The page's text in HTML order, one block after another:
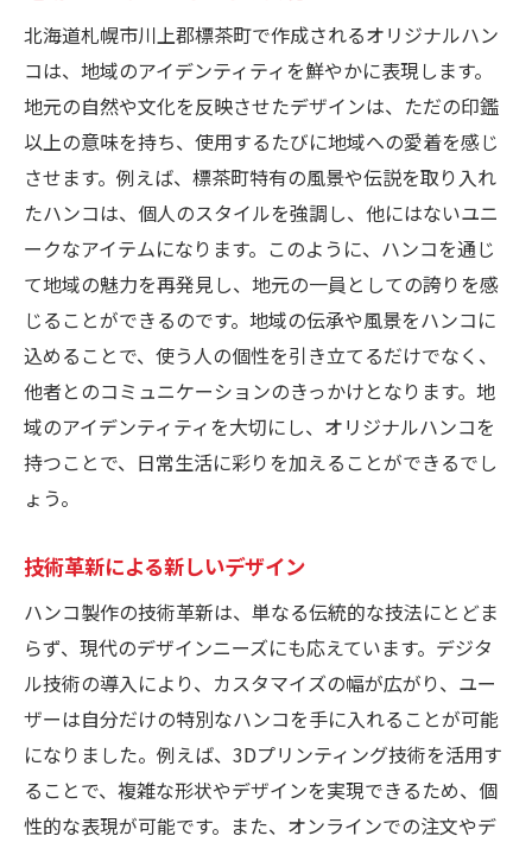
北海道札幌市川上郡標茶町で作成されるオリジナルハン
コは、地域のアイデンティティを鮮やかに表現します。
地元の自然や文化を反映させたデザインは、ただの印鑑
以上の意味を持ち、使用するたびに地域への愛着を感じ
させます。例えば、標茶町特有の風景や伝説を取り入れ
たハンコは、個人のスタイルを強調し、他にはないユニ
ークなアイテムになります。このように、ハンコを通じ
て地域の魅力を再発見し、地元の一員としての誇りを感
じることができるのです。地域の伝承や風景をハンコに
込めることで、使う人の個性を引き立てるだけでなく、
他者とのコミュニケーションのきっかけとなります。地
域のアイデンティティを大切にし、オリジナルハンコを
持つことで、日常生活に彩りを加えることができるでし
ょう。
技術革新による新しいデザイン
ハンコ製作の技術革新は、単なる伝統的な技法にとどま
らず、現代のデザインニーズにも応えています。デジタ
ル技術の導入により、カスタマイズの幅が広がり、ユー
ザーは自分だけの特別なハンコを手に入れることが可能
になりました。例えば、3Dプリンティング技術を活用す
ることで、複雑な形状やデザインを実現できるため、個
性的な表現が可能です。また、オンラインでの注文やデ